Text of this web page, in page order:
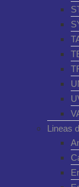
Lineas